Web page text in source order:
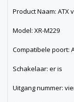
Product Naam: ATX
Model: XR-M229
Compatibele poort:
Schakelaar: er is
Uitgang nummer: